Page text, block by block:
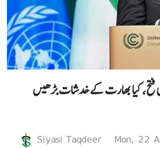
فتح، کیا بھارت کے خدشات بڑھیں
Siyasi Taqdeer Mon, 22